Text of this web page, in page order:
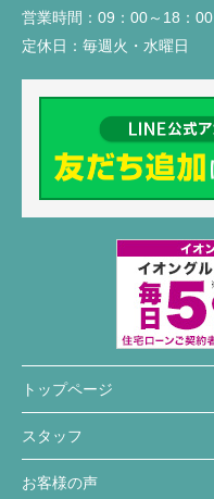
営業時間： 09：00～18：00
定休日： 毎週火・水曜日
トップページ
スタッフ
お客様の声